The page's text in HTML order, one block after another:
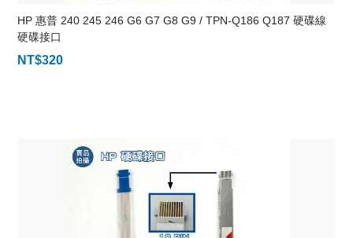
HP 惠普 240 245 246 G6 G7 G8 G9 / TPN-Q186 Q187 硬碟線
硬碟接口
NT$320